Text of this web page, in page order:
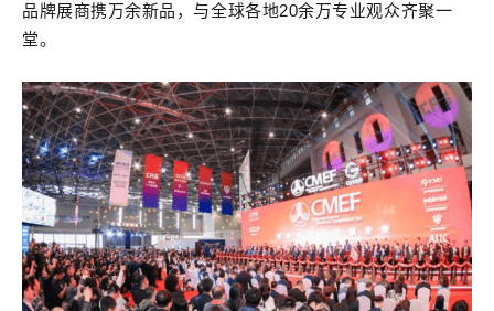
品牌展商携万余新品，与全球各地20余万专业观众齐聚一
堂。